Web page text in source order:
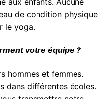
de condition physique
le yoga.
votre équipe ?
hommes et femmes.
dans différentes écoles.